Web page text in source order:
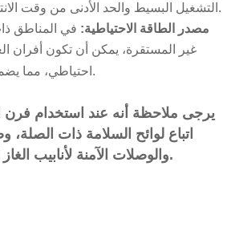
التشغيل البسيط والحد الأدنى من وقت الانتظار للتسخين المسبق.
8. مصدر الطاقة الاحتياطية: في المناطق
غير المستقرة، يمكن أن تكون أفران
احتياطي، مما يضمن الطهي دون انقطاع.
يرجى ملاحظة أنه عند استخدام فرن
اتباع لوائح السلامة ذات الصلة،
والوصلات الآمنة لأنابيب الغاز لمنع وقوع الحوادث.